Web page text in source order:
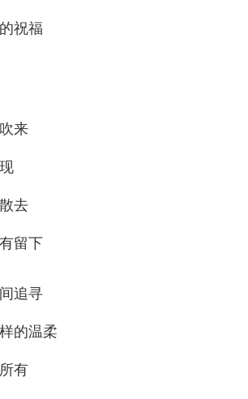
祝福
来
去
留下
追寻
的温柔
有